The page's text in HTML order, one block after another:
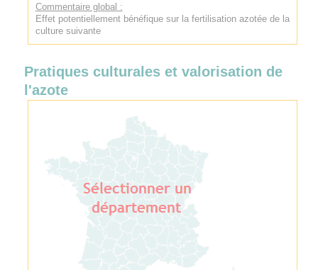
Commentaire global :
Effet potentiellement bénéfique sur la fertilisation azotée de la
culture suivante
Pratiques culturales et valorisation de
l'azote